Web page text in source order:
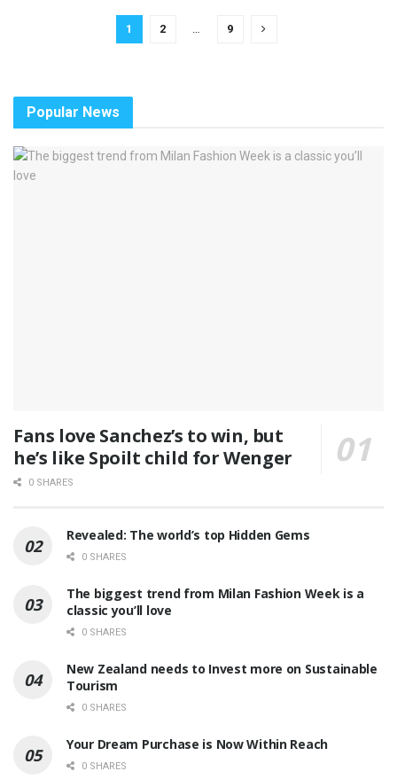
1 2 … 9
Popular News
Fans love Sanchez’s to win, but
he’s like Spoilt child for Wenger
0 SHARES
Revealed: The world’s top Hidden Gems
0 SHARES
The biggest trend from Milan Fashion Week is a
classic you’ll love
0 SHARES
New Zealand needs to Invest more on Sustainable
Tourism
0 SHARES
Your Dream Purchase is Now Within Reach
0 SHARES